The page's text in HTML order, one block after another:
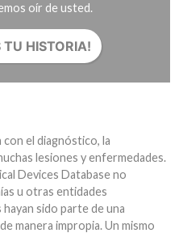
oír de usted.
TU HISTORIA!
el diagnóstico, la
lesiones y enfermedades.
Devices Database no
u otras entidades
sido parte de una
manera impropia. Un mismo